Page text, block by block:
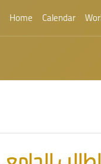
Home Calendar
Course Intro